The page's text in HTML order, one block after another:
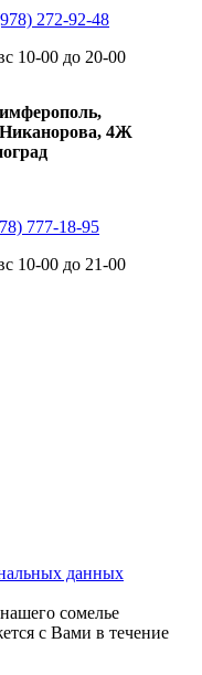
272-92-48
10-00 до 20-00
4Ж
777-18-95
10-00 до 21-00
данных
сомелье
с Вами в течение